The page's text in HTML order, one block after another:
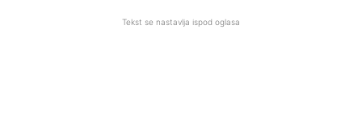
Tekst se nastavlja ispod oglasa